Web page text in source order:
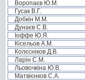
Воропаєв Ю.М.
Гусак В.Г.
Добкін М.М.
Дунаєв С.В.
Іоффе Ю.Я.
Кісельов А.М.
Колєсніков Д.В.
Ларін С.М.
Льовочкіна Ю.В.
Матвієнков С.А.